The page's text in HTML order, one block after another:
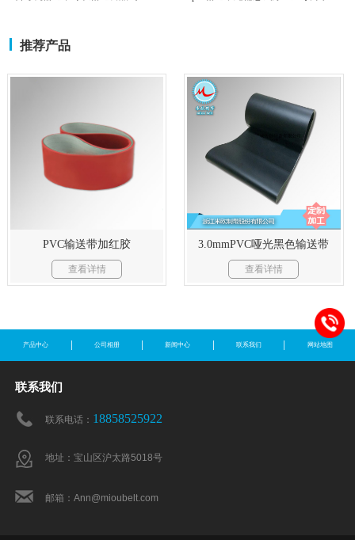
推荐产品
PVC输送带加红胶
查看详情
3.0mmPVC哑光黑色输送带
查看详情
产品中心 公司相册 新闻中心 联系我们 网站地图
联系我们
联系电话： 18858525922
地址：宝山区沪太路5018号
邮箱：Ann@mioubelt.com